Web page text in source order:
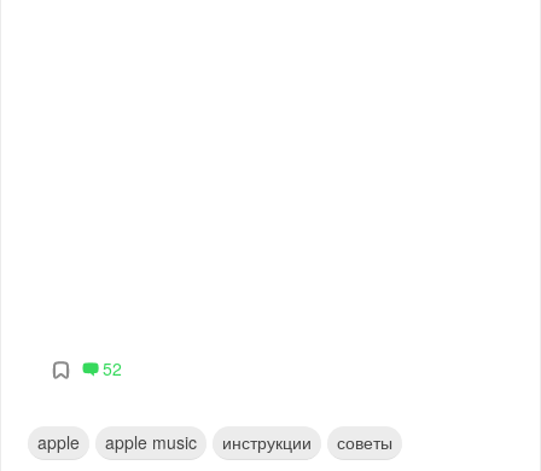
52
apple apple music инструкции советы